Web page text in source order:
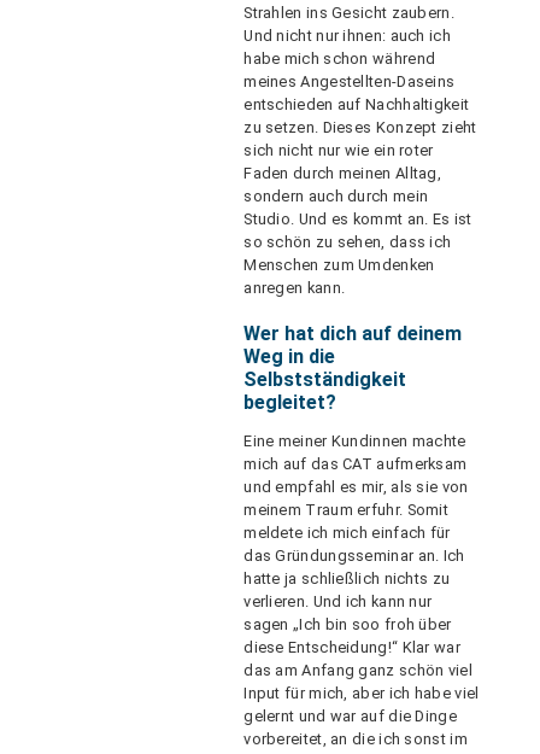
Strahlen ins Gesicht zaubern.
Und nicht nur ihnen: auch ich
habe mich schon während
meines Angestellten-Daseins
entschieden auf Nachhaltigkeit
zu setzen. Dieses Konzept zieht
sich nicht nur wie ein roter
Faden durch meinen Alltag,
sondern auch durch mein
Studio. Und es kommt an. Es ist
so schön zu sehen, dass ich
Menschen zum Umdenken
anregen kann.
Wer hat dich auf deinem
Weg in die
Selbstständigkeit
begleitet?
Eine meiner Kundinnen machte
mich auf das CAT aufmerksam
und empfahl es mir, als sie von
meinem Traum erfuhr. Somit
meldete ich mich einfach für
das Gründungsseminar an. Ich
hatte ja schließlich nichts zu
verlieren. Und ich kann nur
sagen „Ich bin soo froh über
diese Entscheidung!“ Klar war
das am Anfang ganz schön viel
Input für mich, aber ich habe viel
gelernt und war auf die Dinge
vorbereitet, an die ich sonst im